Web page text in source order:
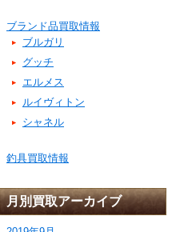
ブランド品買取情報
ブルガリ
グッチ
エルメス
ルイヴィトン
シャネル
釣具買取情報
月別買取アーカイブ